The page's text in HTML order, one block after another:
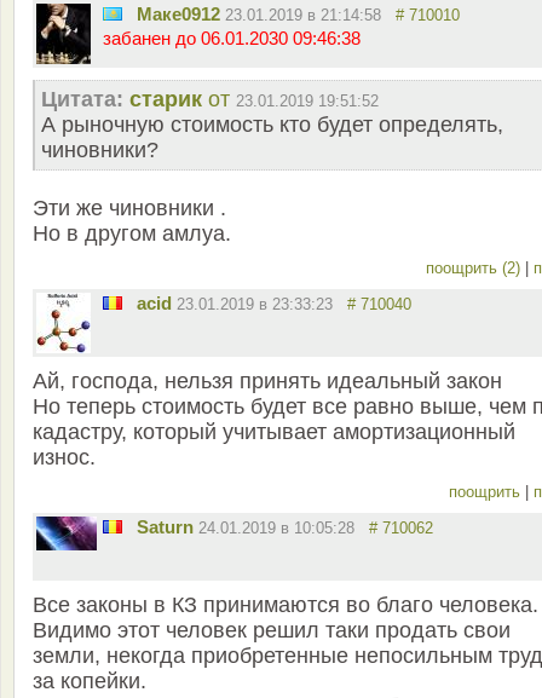
Маке0912 23.01.2019 в 21:14:58 # 710010
забанен до 06.01.2030 09:46:38
Цитата: старик от 23.01.2019 19:51:52
А рыночную стоимость кто будет определять,
чиновники?
Эти же чиновники .
Но в другом амлуа.
поощрить (2)
acid 23.01.2019 в 23:33:23 # 710040
Ай, господа, нельзя принять идеальный закон
Но теперь стоимость будет все равно выше, чем
кадастру, который учитывает амортизационный
износ.
поощрить
Saturn 24.01.2019 в 10:05:28 # 710062
Все законы в КЗ принимаются во благо человека.
Видимо этот человек решил таки продать свои
земли, некогда приобретенные непосильным
за копейки.